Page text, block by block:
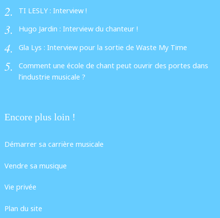
TI LESLY : Interview !
Hugo Jardin : Interview du chanteur !
Gla Lys : Interview pour la sortie de Waste My Time
Comment une école de chant peut ouvrir des portes dans
l’industrie musicale ?
Encore plus loin !
Démarrer sa carrière musicale
Vendre sa musique
Vie privée
Plan du site